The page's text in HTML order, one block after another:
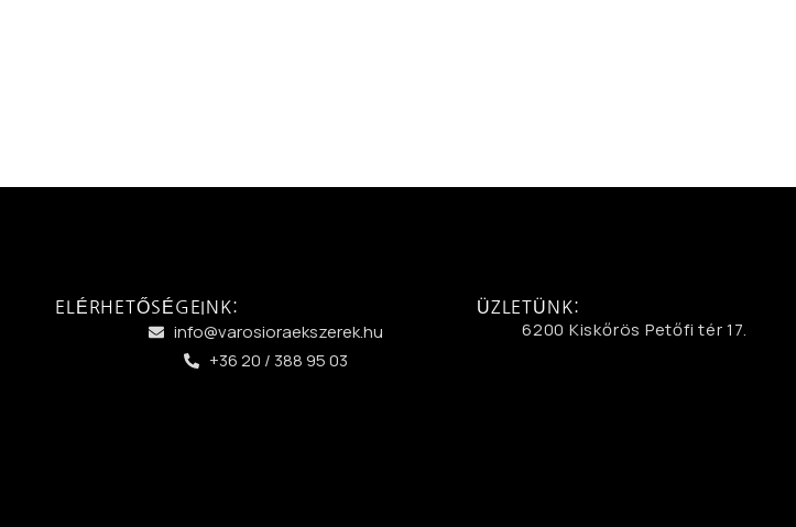
ELÉRHETŐSÉGEINK:
info@varosioraekszerek.hu
+36 20 / 388 95 03
ÜZLETÜNK:
6200 Kiskőrös Petőfi tér 17.